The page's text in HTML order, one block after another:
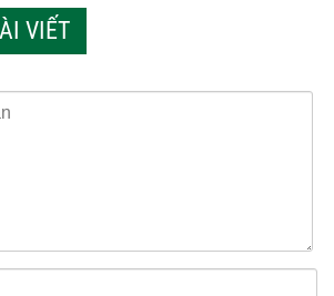
VIẾT